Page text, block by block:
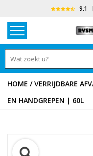
9.1
HOME /VERRIJDBARE
EN HANDGREPEN | 60L